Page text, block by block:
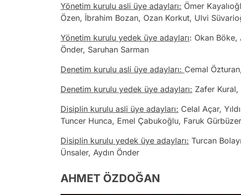
Yönetim kurulu asli üye adayları: Ömer
Özen, İbrahim Bozan, Ozan Korkut, Ulvi
Yönetim kurulu yedek üye adayları: Okan Böke,
Önder, Saruhan Sarman
Denetim kurulu asli üye adayları: Cemal
Denetim kurulu yedek üye adayları: Zafer Kural,
Disiplin kurulu asli üye adayları: Celal Açar,
Tuncer Hunca, Emel Çabukoğlu, Faruk Gürbüzer
Disiplin kurulu yedek üye adayları: Turcan
Ünsaler, Aydın Önder
AHMET ÖZDOĞAN